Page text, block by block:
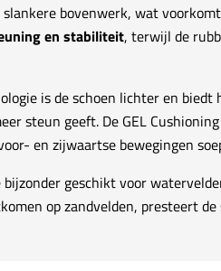
bovenwerk, wat
en stabiliteit, terwijl de
is de schoen lichter en
steun geeft. De GEL
en zijwaartse bewegingen
geschikt voor
op zandvelden, presteert